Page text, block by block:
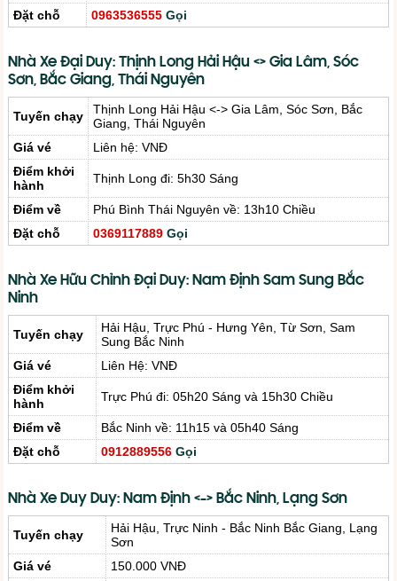
Đặt chỗ
0963536555 Gọi
Nhà Xe Đại Duy: Thịnh Long Hải Hậu <> Gia Lâm, Sóc
Sơn, Bắc Giang, Thái Nguyên
Tuyến chạy
Thịnh Long Hải Hậu <-> Gia Lâm, Sóc Sơn, Bắc
Giang, Thái Nguyên
Giá vé
Liên hệ: VNĐ
Điểm khởi
hành
Thịnh Long đi: 5h30 Sáng
Điểm về
Phú Bình Thái Nguyên về: 13h10 Chiều
Đặt chỗ
0369117889 Gọi
Nhà Xe Hữu Chỉnh Đại Duy: Nam Định Sam Sung Bắc
Ninh
Tuyến chạy
Hải Hậu, Trực Phú - Hưng Yên, Từ Sơn, Sam
Sung Bắc Ninh
Giá vé
Liên Hệ: VNĐ
Điểm khởi
hành
Trực Phú đi: 05h20 Sáng và 15h30 Chiều
Điểm về
Bắc Ninh về: 11h15 và 05h40 Sáng
Đặt chỗ
0912889556 Gọi
Nhà Xe Duy Duy: Nam Định <-> Bắc Ninh, Lạng Sơn
Tuyến chạy
Hải Hậu, Trực Ninh - Bắc Ninh Bắc Giang, Lạng
Sơn
Giá vé
150.000 VNĐ